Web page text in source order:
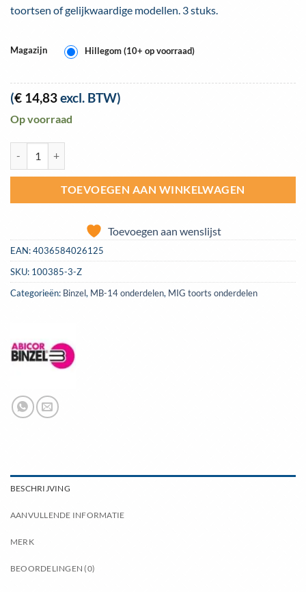
toortsen of gelijkwaardige modellen. 3 stuks.
Magazijn Hillegom (10+ op voorraad)
(€ 14,83excl. BTW)
Op voorraad
TOEVOEGEN AAN WINKELWAGEN
Toevoegen aan wenslijst
EAN:4036584026125
SKU: 100385-3-Z
Categorieën: Binzel, MB-14 onderdelen, MIG toorts onderdelen
BESCHRIJVING
AANVULLENDE INFORMATIE
MERK
BEOORDELINGEN (0)